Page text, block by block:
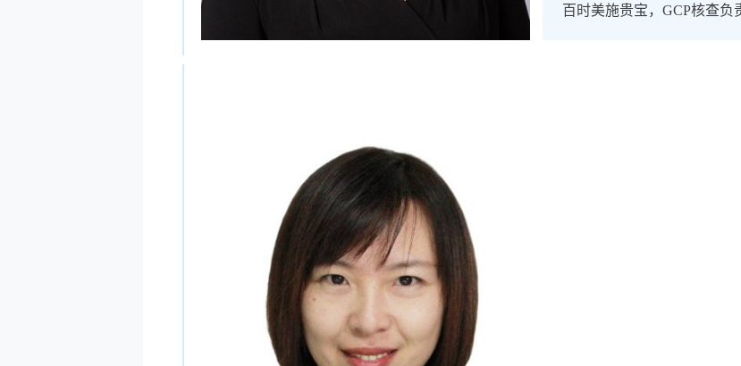
百时美施贵宝，GCP核查负